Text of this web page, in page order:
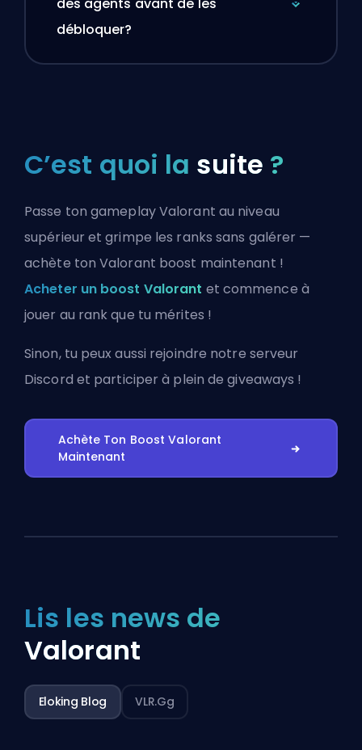
débloquer?
C’est quoi la suite ?
Passe ton gameplay Valorant au niveau
supérieur et grimpe les ranks sans galérer —
achète ton Valorant boost maintenant !
Acheter un boost Valorant et commence à
jouer au rank que tu mérites !
Sinon, tu peux aussi rejoindre notre serveur
Discord et participer à plein de giveaways !
Achète Ton Boost Valorant
Maintenant
Lis les news de
Valorant
Eloking Blog VLR.gg